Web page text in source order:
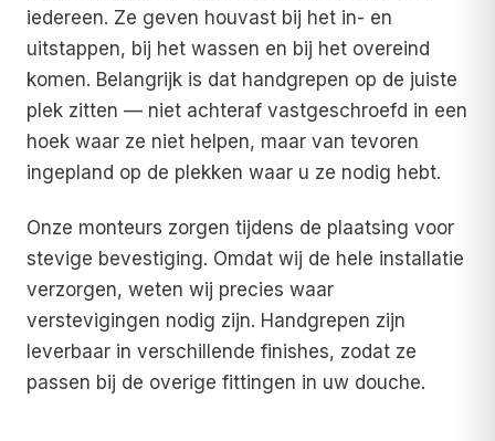
iedereen. Ze geven houvast bij het in- en
uitstappen, bij het wassen en bij het overeind
komen. Belangrijk is dat handgrepen op de juiste
plek zitten — niet achteraf vastgeschroefd in een
hoek waar ze niet helpen, maar van tevoren
ingepland op de plekken waar u ze nodig hebt.
Onze monteurs zorgen tijdens de plaatsing voor
stevige bevestiging. Omdat wij de hele installatie
verzorgen, weten wij precies waar
verstevigingen nodig zijn. Handgrepen zijn
leverbaar in verschillende finishes, zodat ze
passen bij de overige fittingen in uw douche.